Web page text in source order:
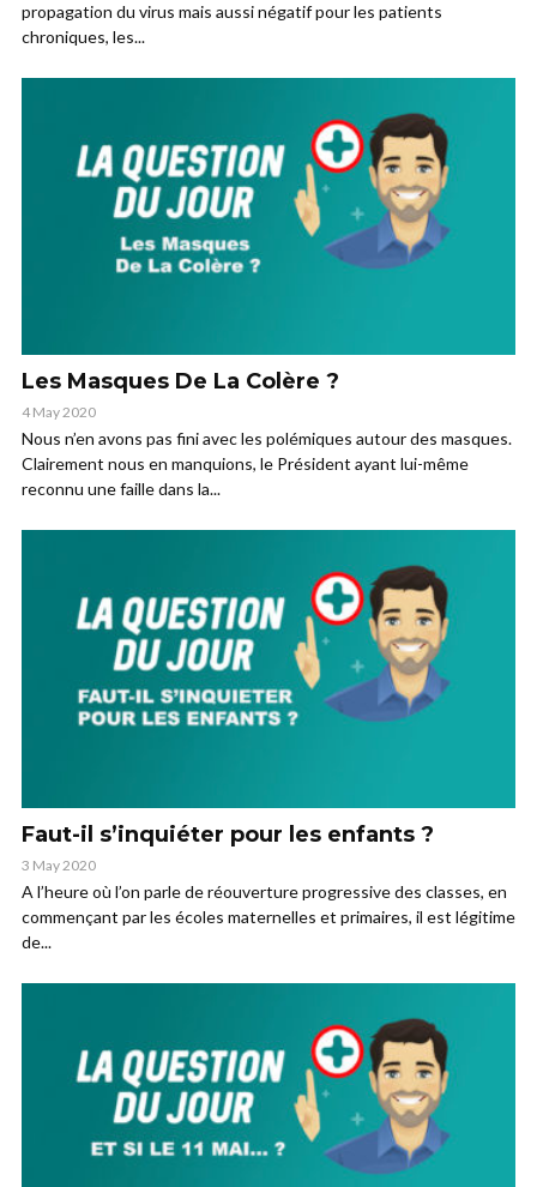
propagation du virus mais aussi négatif pour les patients
chroniques, les...
Les Masques De La Colère ?
4 May 2020
Nous n’en avons pas fini avec les polémiques autour des masques.
Clairement nous en manquions, le Président ayant lui-même
reconnu une faille dans la...
Faut-il s’inquiéter pour les enfants ?
3 May 2020
A l’heure où l’on parle de réouverture progressive des classes, en
commençant par les écoles maternelles et primaires, il est légitime
de...